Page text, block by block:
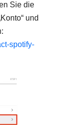
Sie die
und
spotify-